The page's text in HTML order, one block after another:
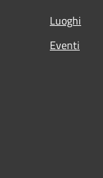
Luoghi
Eventi